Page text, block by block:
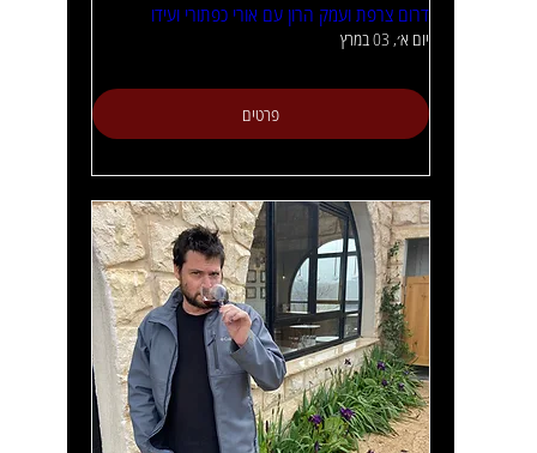
דרום צרפת ועמק הרון עם אורי כפתורי ועידו
יום א׳, 03 במרץ
פרטים